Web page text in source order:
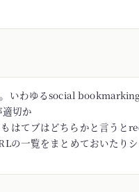
いわゆるsocial
切か
はてブはどちらかと言うと
の一覧をまとめておいたり